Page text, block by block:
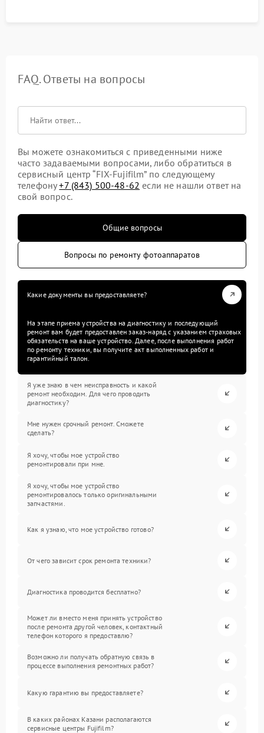
FAQ. Ответы на вопросы
Вы можете ознакомиться с приведенными ниже
часто задаваемыми вопросами, либо обратиться в
сервисный центр “FIX-Fujifilm” по следующему
телефону+7 (843) 500-48-62 если не нашли ответ на
свой вопрос.
Общие вопросы
Вопросы по ремонту фотоаппаратов
Какие документы вы предоставляете?
На этапе приема устройства на диагностику и последующий
ремонт вам будет предоставлен заказ-наряд с указанием страховых
обязательств на ваше устройство. Далее, после выполнения работ
по ремонту техники, вы получите акт выполненных работ и
гарантийный талон.
Я уже знаю в чем неисправность и какой
ремонт необходим. Для чего проводить
диагностику?
Мне нужен срочный ремонт. Сможете
сделать?
Я хочу, чтобы мое устройство
ремонтировали при мне.
Я хочу, чтобы мое устройство
ремонтировалось только оригинальными
запчастями.
Как я узнаю, что мое устройство готово?
От чего зависит срок ремонта техники?
Диагностика проводится бесплатно?
Может ли вместо меня принять устройство
после ремонта другой человек, контактный
телефон которого я предоставлю?
Возможно ли получать обратную связь в
процессе выполнения ремонтных работ?
Какую гарантию вы предоставляете?
В каких районах Казани располагаются
сервисные центры Fujifilm?